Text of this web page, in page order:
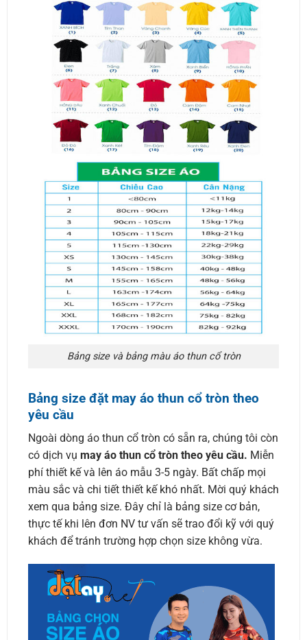
Bảng size và bảng màu áo thun cổ tròn
Bảng size đặt may áo thun cổ tròn theo
yêu cầu
Ngoài dòng áo thun cổ tròn có sẵn ra, chúng tôi còn
có dịch vụ may áo thun cổ tròn theo yêu cầu. Miễn
phí thiết kế và lên áo mẫu 3-5 ngày. Bất chấp mọi
màu sắc và chi tiết thiết kế khó nhất. Mời quý khách
xem qua bảng size. Đây chỉ là bảng size cơ bản,
thực tế khi lên đơn NV tư vấn sẽ trao đổi kỹ với quý
khách để tránh trường hợp chọn size không vừa.